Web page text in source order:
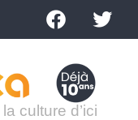
culture d’ici